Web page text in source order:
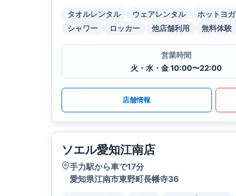
タオルレンタル ウェアレンタル ホットヨガ
シャワー
ロッカー 他店舗利用 無料体験
営業時間
火・水・金 10:00〜22:00
店舗情報
ソエル愛知江南店
手力駅から車で17分
愛知県江南市東野町長幡寺36